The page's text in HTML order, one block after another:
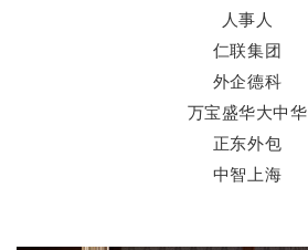
人事人
仁联集团
外企德科
万宝盛华大中华
正东外包
中智上海